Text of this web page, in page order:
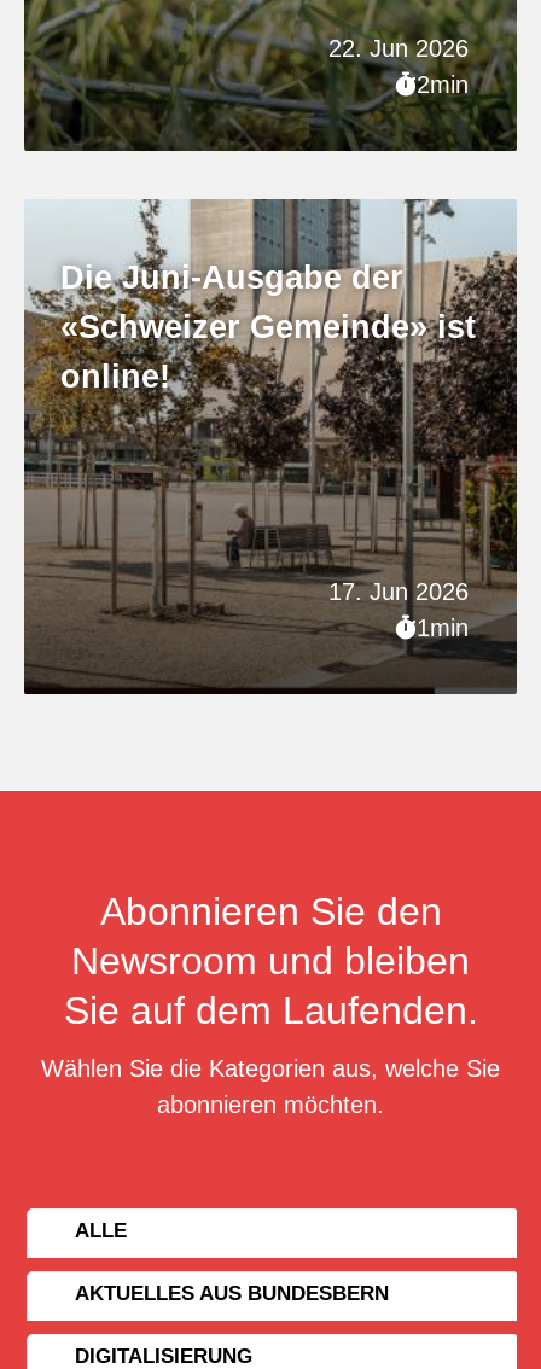
22. Jun 2026
2min
17. Jun 2026
1min
Die Juni-Ausgabe der
«Schweizer Gemeinde» ist
online!
Abonnieren Sie den
Newsroom und bleiben
Sie auf dem Laufenden.
Wählen Sie die Kategorien aus, welche Sie
abonnieren möchten.
ALLE
AKTUELLES AUS BUNDESBERN
DIGITALISIERUNG